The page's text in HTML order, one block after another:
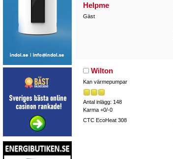
Helpme
Gäst
Wilton
Kan värmepumpar
Antal inlägg: 148
Karma +0/-0
CTC EcoHeat 308